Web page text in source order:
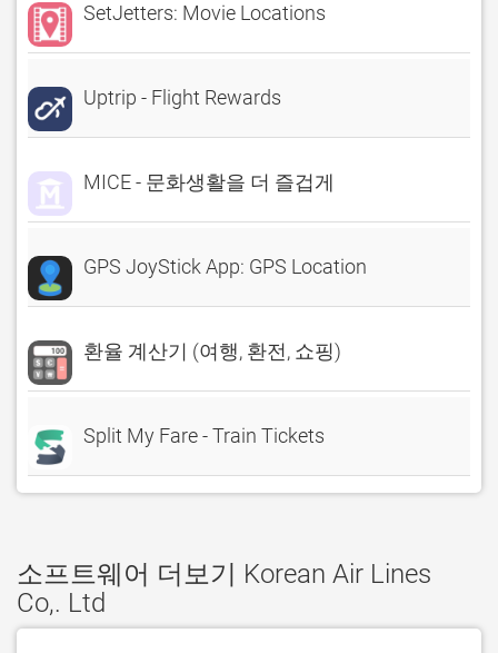
SetJetters: Movie Locations
Uptrip - Flight Rewards
MICE - 문화생활을 더 즐겁게
GPS JoyStick App: GPS Location
환율 계산기 (여행, 환전, 쇼핑)
Split My Fare - Train Tickets
소프트웨어 더보기 Korean Air Lines
Co,. Ltd